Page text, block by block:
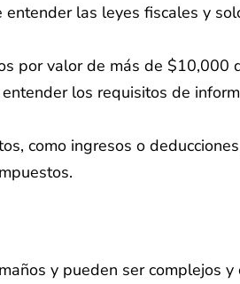
las leyes fiscales y
por valor de más de $10,000
los requisitos de
como ingresos o
y pueden ser complejos